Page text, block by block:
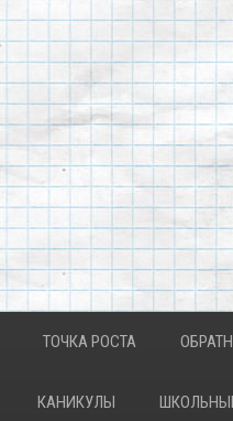
ТОЧКА РОСТА
КАНИКУЛЫ